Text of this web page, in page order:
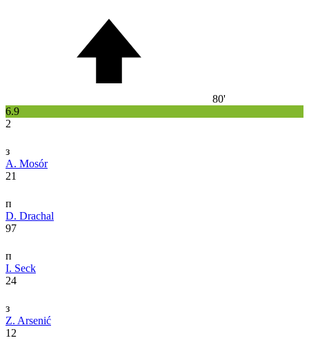
80'
6.9
2
з
A. Mosór
21
п
D. Drachal
97
п
I. Seck
24
з
Z. Arsenić
12